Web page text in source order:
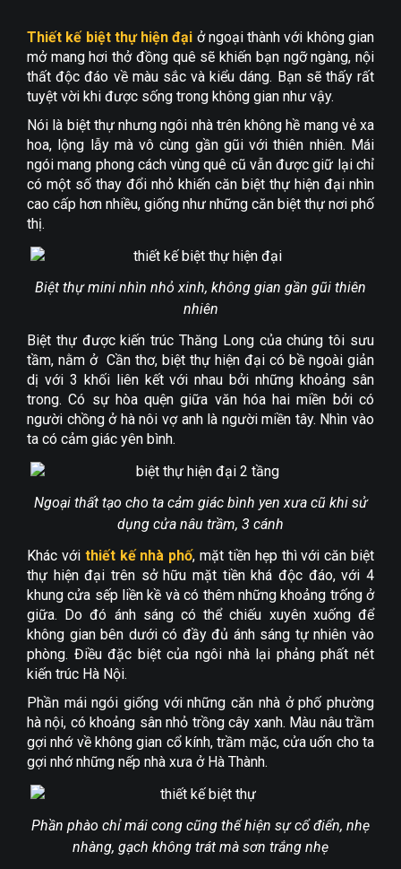
Thiết kế biệt thự hiện đại ở ngoại thành với không gian
mở mang hơi thở đồng quê sẽ khiến bạn ngỡ ngàng, nội
thất độc đáo về màu sắc và kiểu dáng. Bạn sẽ thấy rất
tuyệt vời khi được sống trong không gian như vậy.
Nói là biệt thự nhưng ngôi nhà trên không hề mang vẻ xa
hoa, lộng lẫy mà vô cùng gần gũi với thiên nhiên. Mái
ngói mang phong cách vùng quê cũ vẫn được giữ lại chỉ
có một số thay đổi nhỏ khiến căn biệt thự hiện đại nhìn
cao cấp hơn nhiều, giống như những căn biệt thự nơi phố
thị.
Biệt thự mini nhìn nhỏ xinh, không gian gần gũi thiên
nhiên
Biệt thự được kiến trúc Thăng Long của chúng tôi sưu
tầm, nằm ở Cần thơ, biệt thự hiện đại có bề ngoài giản
dị với 3 khối liên kết với nhau bởi những khoảng sân
trong. Có sự hòa quện giữa văn hóa hai miền bởi có
người chồng ở hà nôi vợ anh là người miền tây. Nhìn vào
ta có cảm giác yên bình.
Ngoại thất tạo cho ta cảm giác bình yen xưa cũ khi sử
dụng cửa nâu trầm, 3 cánh
Khác vớithiết kế nhà phố, mặt tiền hẹp thì với căn biệt
thự hiện đại trên sở hữu mặt tiền khá độc đáo, với 4
khung cửa sếp liền kề và có thêm những khoảng trống ở
giữa. Do đó ánh sáng có thể chiếu xuyên xuống để
không gian bên dưới có đầy đủ ánh sáng tự nhiên vào
phòng. Điều đặc biệt của ngôi nhà lại phảng phất nét
kiến trúc Hà Nội.
Phần mái ngói giống với những căn nhà ở phố phường
hà nội, có khoảng sân nhỏ trồng cây xanh. Màu nâu trầm
gợi nhớ về không gian cổ kính, trầm mặc, cửa uốn cho ta
gợi nhớ những nếp nhà xưa ở Hà Thành.
Phần phào chỉ mái cong cũng thể hiện sự cổ điển, nhẹ
nhàng, gạch không trát mà sơn trắng nhẹ